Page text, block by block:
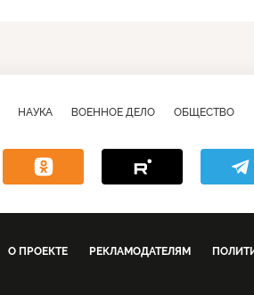
НАУКА ВОЕННОЕ ДЕЛО ОБЩЕСТВО
О ПРОЕКТЕ РЕКЛАМОДАТЕЛЯМ